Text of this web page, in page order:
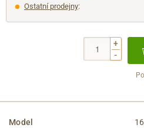
Ostatní prodejny:
+
-
Model